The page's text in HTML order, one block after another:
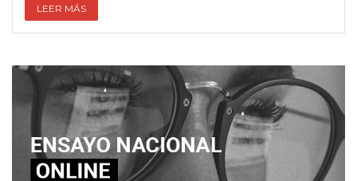
LEER MÁS